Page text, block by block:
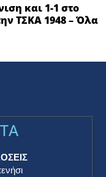
και 1-1 στο
ΤΣΚΑ 1948 – Όλα